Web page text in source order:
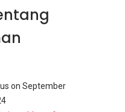
on September